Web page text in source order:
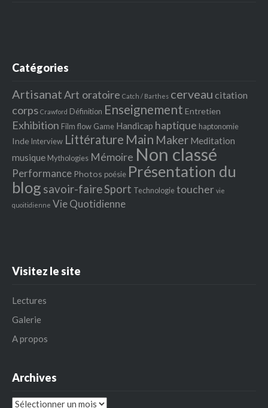
Catégories
ArtisanatArt oratoire Catch / Barthes cerveau citation
corps Crawford Définition Enseignement Entretien
Exhibition Film flow Game Handicap haptique haptonomie
Inde Interview Littérature Main Maker Meditation
musique Mythologies Mémoire Non classé
Performance Photos poésie Présentation du
blog savoir-faireSport Technologietoucher vie
quoitidienne Vie Quotidienne
Visitez le site
Lectures
Galerie
A propos
Archives
Archives